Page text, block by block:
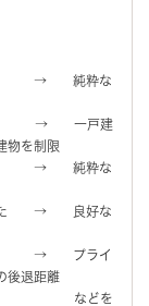
→ 純粋な
た → 一戸建
物を制限
た → 純粋な
なった → 良好な
れる → プライ
後退距離